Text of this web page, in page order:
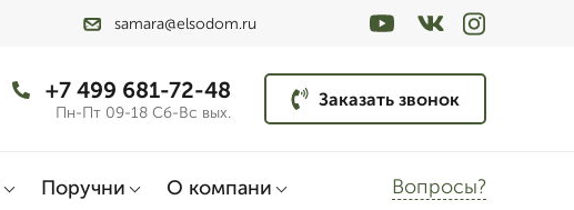
samara@elsodom.ru
+7 499 681-72-48
Пн-Пт 09-18 Сб-Вс вых.
Заказать звонок
Поручни О компани Вопросы?